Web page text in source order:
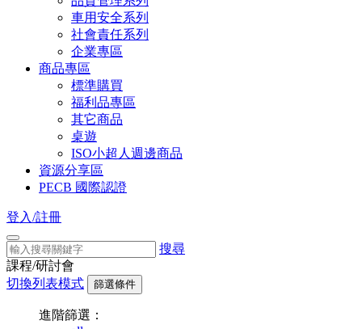
車用安全系列
社會責任系列
企業專區
商品專區
標準購買
福利品專區
其它商品
桌遊
ISO小超人週邊商品
資源分享區
PECB 國際認證
登入/註冊
搜尋
課程/研討會
切換列表模式
篩選條件
進階篩選：